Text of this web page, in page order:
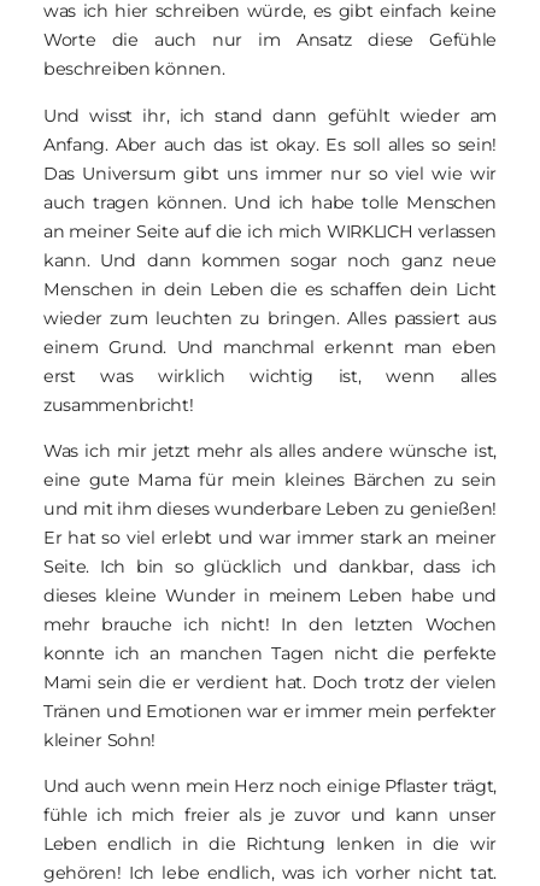
was ich hier schreiben würde, es gibt einfach keine
Worte die auch nur im Ansatz diese Gefühle
beschreiben können.
Und wisst ihr, ich stand dann gefühlt wieder am
Anfang. Aber auch das ist okay. Es soll alles so sein!
Das Universum gibt uns immer nur so viel wie wir
auch tragen können. Und ich habe tolle Menschen
an meiner Seite auf die ich mich WIRKLICH verlassen
kann. Und dann kommen sogar noch ganz neue
Menschen in dein Leben die es schaffen dein Licht
wieder zum leuchten zu bringen. Alles passiert aus
einem Grund. Und manchmal erkennt man eben
erst was wirklich wichtig ist, wenn alles
zusammenbricht!
Was ich mir jetzt mehr als alles andere wünsche ist,
eine gute Mama für mein kleines Bärchen zu sein
und mit ihm dieses wunderbare Leben zu genießen!
Er hat so viel erlebt und war immer stark an meiner
Seite. Ich bin so glücklich und dankbar, dass ich
dieses kleine Wunder in meinem Leben habe und
mehr brauche ich nicht! In den letzten Wochen
konnte ich an manchen Tagen nicht die perfekte
Mami sein die er verdient hat. Doch trotz der vielen
Tränen und Emotionen war er immer mein perfekter
kleiner Sohn!
Und auch wenn mein Herz noch einige Pflaster trägt,
fühle ich mich freier als je zuvor und kann unser
Leben endlich in die Richtung lenken in die wir
gehören! Ich lebe endlich, was ich vorher nicht tat.